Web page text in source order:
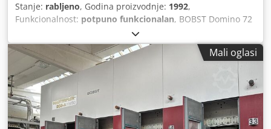
Stanje: rabljeno, Godina proizvodnje: 1992,
Funkcionalnost: potpuno funkcionalan, BOBST Domino 72
stroj za savijanje i lijepljenje na prodaju! Godina
proizvodnje: 1992. ERO sustav hladnog lijepljenja s 2
pištolja za ljepilo Dkjdpfx Ajxlki Recrsr Maksimalna širina:
720 mm Minimalna širina: 126 mm Maksimalna brzina: 400
m/min Kompaktni karton do 600 g/m². Automatski donji
sustav Izbacivač s brojačem
Mali oglasi